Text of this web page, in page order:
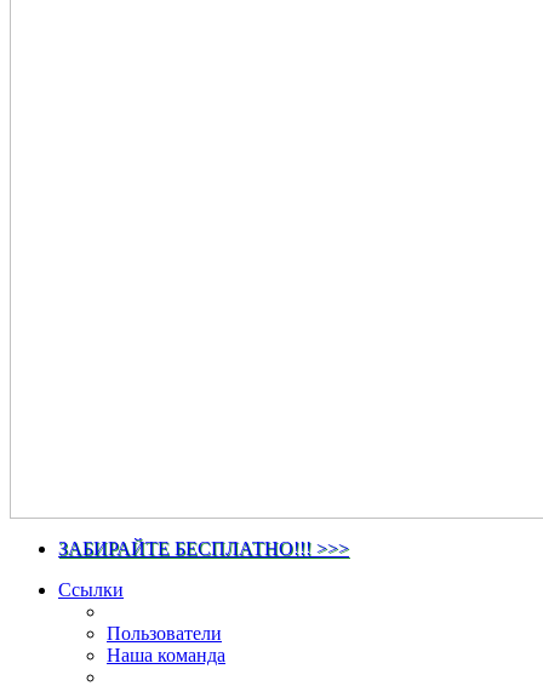
ЗАБИРАЙТЕ БЕСПЛАТНО!!! >>>
Ссылки
Пользователи
Наша команда